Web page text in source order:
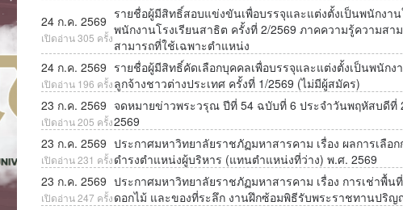
24 ก.ค. 2569
เปิดอ่าน 305 ครั้ง
รายชื่อผู้มีสิทธิ์สอบแข่งขันเพื่อบรรจุและแต่งตั้งเป็นพนักงา
พนักงานโรงเรียนสาธิต ครั้งที่ 2/2569 ภาคความรู้ความส
สามารถที่ใช้เฉพาะตำแหน่ง
24 ก.ค. 2569
เปิดอ่าน 196 ครั้ง
รายชื่อผู้มีสิทธิ์คัดเลือกบุคคลเพื่อบรรจุและแต่งตั้งเป็นพนัก
ลูกจ้างชาวต่างประเทศ ครั้งที่ 1/2569 (ไม่มีผู้สมัคร)
23 ก.ค. 2569
เปิดอ่าน 205 ครั้ง
จดหมายข่าวพระวรุณ ปีที่ 54 ฉบับที่ 6 ประจำวันพฤหัสบดีที่
2569
23 ก.ค. 2569
เปิดอ่าน 231 ครั้ง
ประกาศมหาวิทยาลัยราชภัฏมหาสารคาม เรื่อง ผลการเลือ
ดำรงตำแหน่งผู้บริหาร (แทนตำแหน่งที่ว่าง) พ.ศ. 2569
23 ก.ค. 2569
เปิดอ่าน 247 ครั้ง
ประกาศมหาวิทยาลัยราชภัฏมหาสารคาม เรื่อง การเช่าพื้น
ดอกไม้ และของที่ระลึก งานฝึกซ้อมพิธีรับพระราชทานปริ